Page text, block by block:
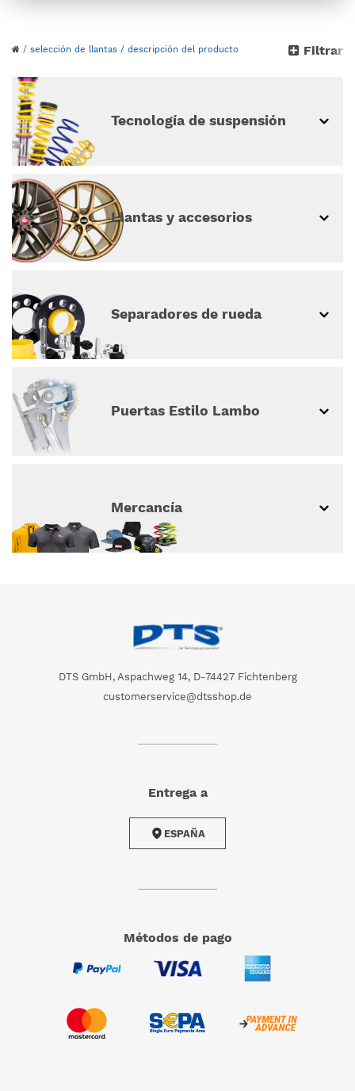
vehículo
continuar sin selección de vehículo
/ selección de llantas / descripción del producto Filtrar
Tecnología de suspensión
Llantas y accesorios
Separadores de rueda
Puertas Estilo Lambo
Mercancía
DTS GmbH, Aspachweg 14, D-74427 Fichtenberg
customerservice@dtsshop.de
Entrega a
ESPAÑA
Métodos de pago